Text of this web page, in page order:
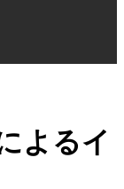
よるイ